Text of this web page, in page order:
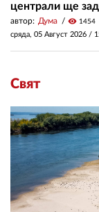
централи ще
автор: Дума visibility 1454
сряда, 05 Август 2026 /
Свят